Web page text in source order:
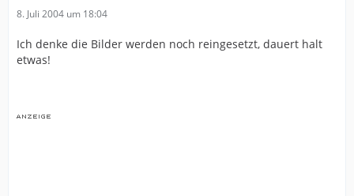
8. Juli 2004 um 18:04
Ich denke die Bilder werden noch reingesetzt, dauert halt
etwas!